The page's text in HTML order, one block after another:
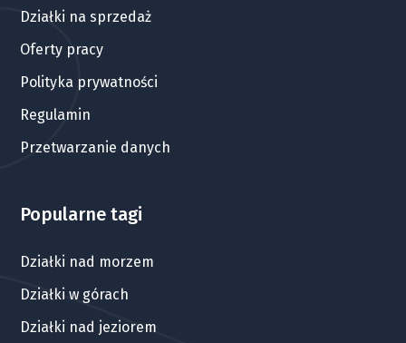
Działki na sprzedaż
Oferty pracy
Polityka prywatności
Regulamin
Przetwarzanie danych
Popularne tagi
Działki nad morzem
Działki w górach
Działki nad jeziorem